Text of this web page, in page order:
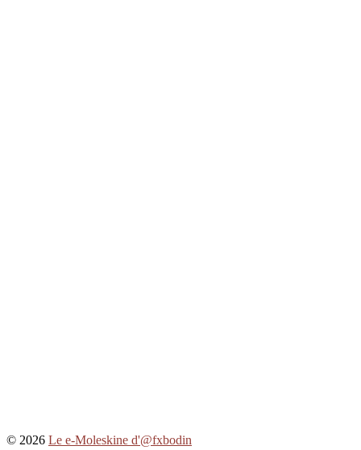
© 2026 Le e-Moleskine d'@fxbodin